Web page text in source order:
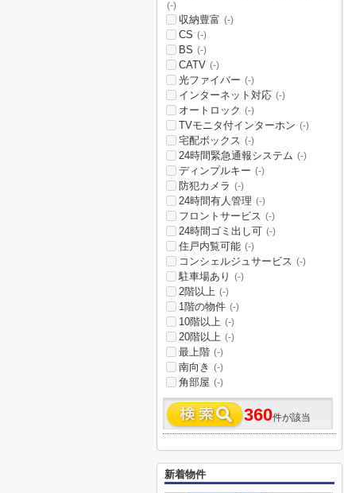
(-)
収納豊富 (-)
CS (-)
BS (-)
CATV (-)
光ファイバー (-)
インターネット対応 (-)
オートロック (-)
TVモニタ付インターホン (-)
宅配ボックス (-)
24時間緊急通報システム (-)
ディンプルキー (-)
防犯カメラ (-)
24時間有人管理 (-)
フロントサービス (-)
24時間ゴミ出し可 (-)
住戸内覧可能 (-)
コンシェルジュサービス (-)
駐車場あり (-)
2階以上 (-)
1階の物件 (-)
10階以上 (-)
20階以上 (-)
最上階 (-)
南向き (-)
角部屋 (-)
360件が該当
新着物件